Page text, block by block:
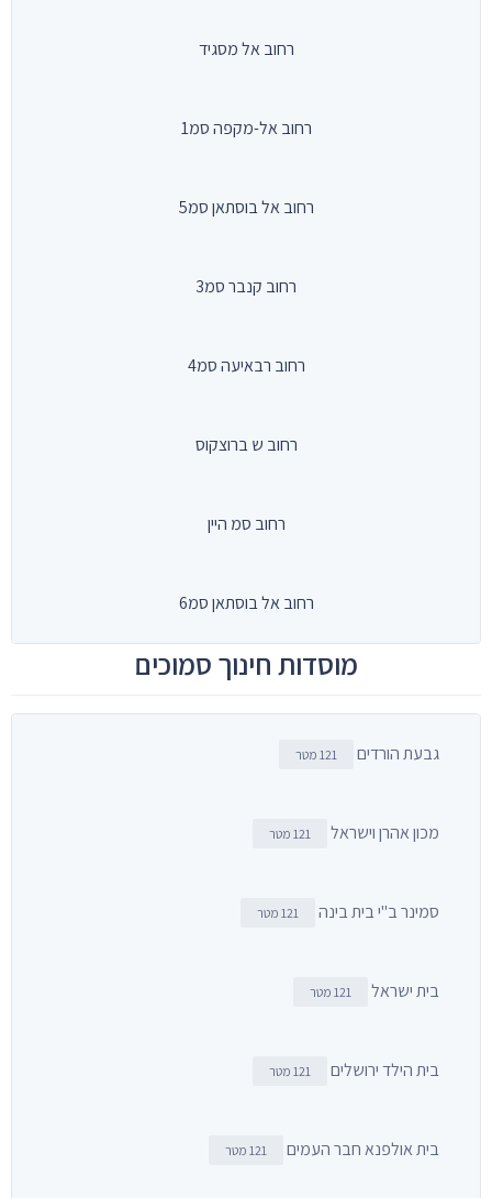
רחוב אל מסגיד
רחוב אל-מקפה סמ1
רחוב אל בוסתאן סמ5
רחוב קנבר סמ3
רחוב רבאיעה סמ4
רחוב ש ברוצקוס
רחוב סמ היין
רחוב אל בוסתאן סמ6
מוסדות חינוך סמוכים
גבעת הורדים 121 מטר
מכון אהרן וישראל 121 מטר
סמינר ב"י בית בינה 121 מטר
בית ישראל 121 מטר
בית הילד ירושלים 121 מטר
בית אולפנא חבר העמים 121 מטר